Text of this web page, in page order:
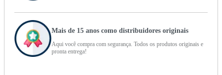
Mais de 15 anos como distribuidores originais
Aqui você compra com segurança. Todos os produtos originais e
pronta entrega!